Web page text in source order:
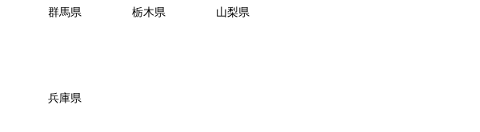
群馬県 栃木県 山梨県
兵庫県